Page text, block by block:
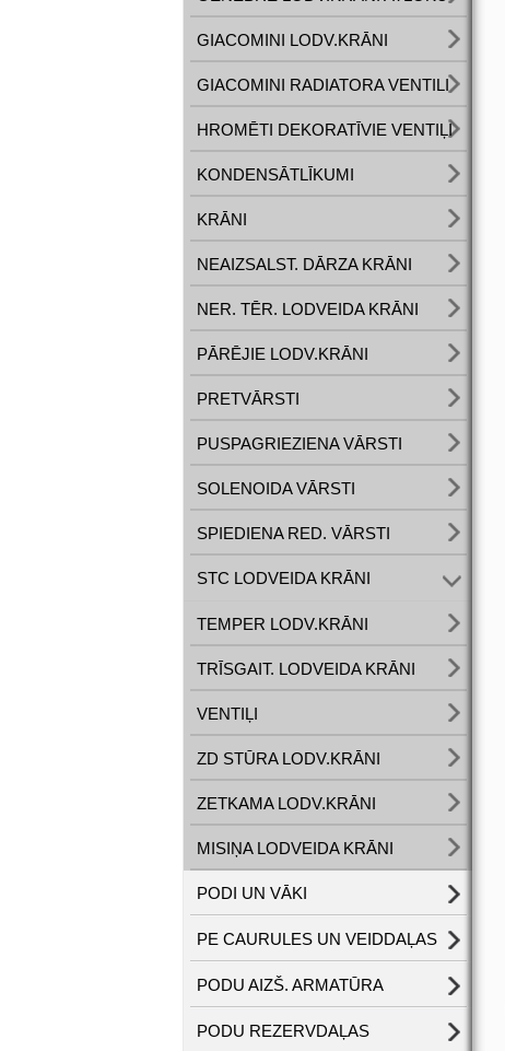
GIACOMINI LODV.KRĀNI
GIACOMINI RADIATORA VENTILI
HROMĒTI DEKORATĪVIE VENTIĻI
KONDENSĀTLĪKUMI
KRĀNI
NEAIZSALST. DĀRZA KRĀNI
NER. TĒR. LODVEIDA KRĀNI
PĀRĒJIE LODV.KRĀNI
PRETVĀRSTI
PUSPAGRIEZIENA VĀRSTI
SOLENOIDA VĀRSTI
SPIEDIENA RED. VĀRSTI
STC LODVEIDA KRĀNI
TEMPER LODV.KRĀNI
TRĪSGAIT. LODVEIDA KRĀNI
VENTIĻI
ZD STŪRA LODV.KRĀNI
ZETKAMA LODV.KRĀNI
MISIŅA LODVEIDA KRĀNI
PODI UN VĀKI
PE CAURULES UN VEIDDAĻAS
PODU AIZŠ. ARMATŪRA
PODU REZERVDAĻAS